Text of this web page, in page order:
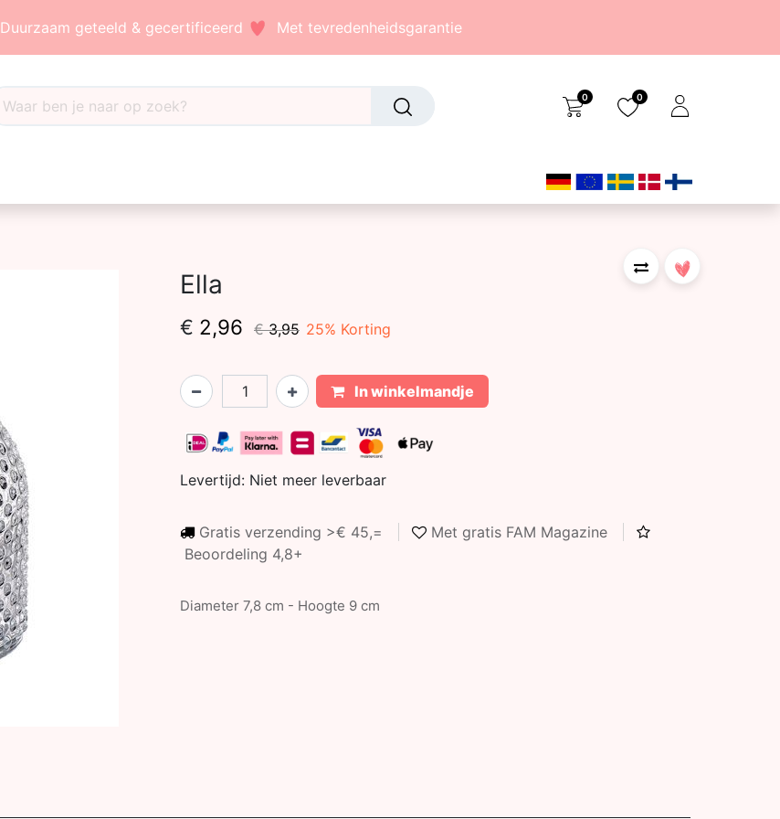
Duurzaam geteeld & gecertificeerd Met tevredenheidsgarantie
0 0
Ella
€ 2,96 €3,95 25% Korting
In winkelmandje
Levertijd: Niet meer leverbaar
Gratis verzending >€ 45,=
Met gratis FAM Magazine
Beoordeling 4,8+
Diameter 7,8 cm - Hoogte 9 cm